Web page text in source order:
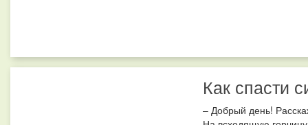
Как спасти
– Добрый день!